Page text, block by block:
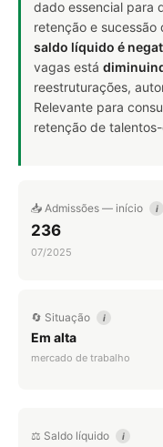
dado essencial para
retenção e sucessão
saldo líquido é
vagas está
reestruturações,
Relevante para
retenção de
📥 Admissões — início i
236
07/2025
🔄 Situação i
Em alta
mercado de trabalho
⚖️ Saldo líquido i